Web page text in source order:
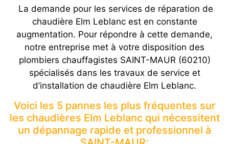
La demande pour les services de réparation de
chaudière Elm Leblanc est en constante
augmentation. Pour répondre à cette demande,
notre entreprise met à votre disposition des
plombiers chauffagistes SAINT-MAUR (60210)
spécialisés dans les travaux de service et
d’installation de chaudière Elm Leblanc.
Voici les 5 pannes les plus fréquentes sur
les chaudières Elm Leblanc qui nécessitent
un dépannage rapide et professionnel à